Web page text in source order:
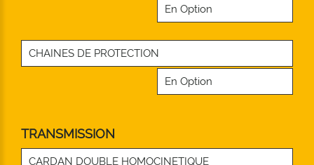
En Option
CHAINES DE PROTECTION
En Option
TRANSMISSION
CARDAN DOUBLE HOMOCINETIQUE